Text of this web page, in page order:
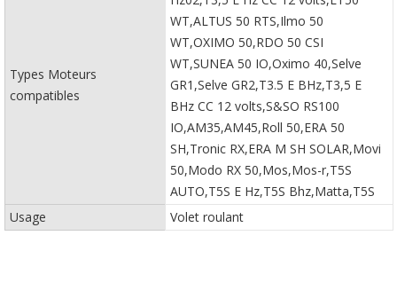
Types Moteurs
compatibles
WT,ALTUS 50 RTS,Ilmo 50
WT,OXIMO 50,RDO 50 CSI
WT,SUNEA 50 IO,Oximo 40,Selve
GR1,Selve GR2,T3.5 E BHz,T3,5 E
BHz CC 12 volts,S&SO RS100
IO,AM35,AM45,Roll 50,ERA 50
SH,Tronic RX,ERA M SH SOLAR,Movi
50,Modo RX 50,Mos,Mos-r,T5S
AUTO,T5S E Hz,T5S Bhz,Matta,T5S
Usage
Volet roulant